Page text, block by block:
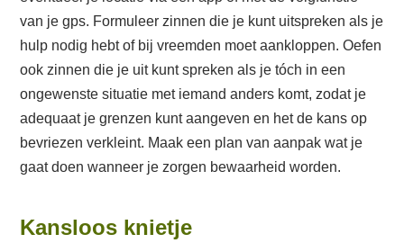
van je gps. Formuleer zinnen die je kunt uitspreken als je
hulp nodig hebt of bij vreemden moet aankloppen. Oefen
ook zinnen die je uit kunt spreken als je tóch in een
ongewenste situatie met iemand anders komt, zodat je
adequaat je grenzen kunt aangeven en het de kans op
bevriezen verkleint. Maak een plan van aanpak wat je
gaat doen wanneer je zorgen bewaarheid worden.
Kansloos knietje